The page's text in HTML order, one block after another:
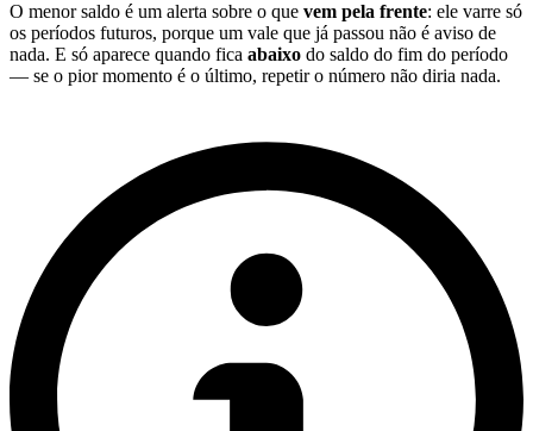
O menor saldo é um alerta sobre o que vem pela frente: ele varre só
os períodos futuros, porque um vale que já passou não é aviso de
nada. E só aparece quando fica abaixo do saldo do fim do período
— se o pior momento é o último, repetir o número não diria nada.